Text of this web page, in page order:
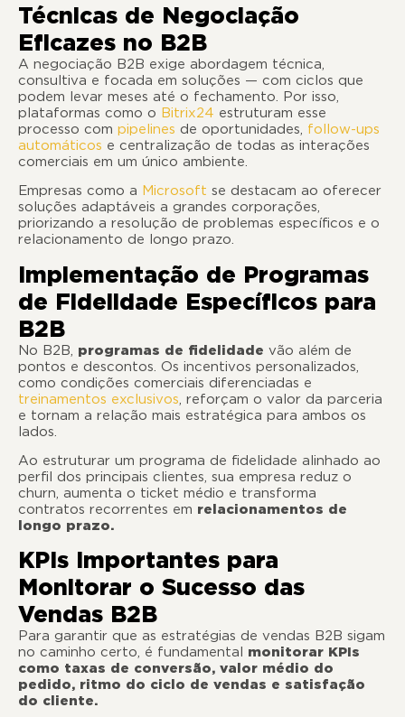
Técnicas de Negociação
Eficazes no B2B
A negociação B2B exige abordagem técnica,
consultiva e focada em soluções — com ciclos que
podem levar meses até o fechamento. Por isso,
plataformas como o Bitrix24 estruturam esse
processo com pipelines de oportunidades, follow-ups
automáticos e centralização de todas as interações
comerciais em um único ambiente.
Empresas como a Microsoft se destacam ao oferecer
soluções adaptáveis a grandes corporações,
priorizando a resolução de problemas específicos e o
relacionamento de longo prazo.
Implementação de Programas
de Fidelidade Específicos para
B2B
No B2B, programas de fidelidade vão além de
pontos e descontos. Os incentivos personalizados,
como condições comerciais diferenciadas e
treinamentos exclusivos, reforçam o valor da parceria
e tornam a relação mais estratégica para ambos os
lados.
Ao estruturar um programa de fidelidade alinhado ao
perfil dos principais clientes, sua empresa reduz o
churn, aumenta o ticket médio e transforma
contratos recorrentes em relacionamentos de
longo prazo.
KPIs Importantes para
Monitorar o Sucesso das
Vendas B2B
Para garantir que as estratégias de vendas B2B sigam
no caminho certo, é fundamental monitorar KPIs
como taxas de conversão, valor médio do
pedido, ritmo do ciclo de vendas e satisfação
do cliente.